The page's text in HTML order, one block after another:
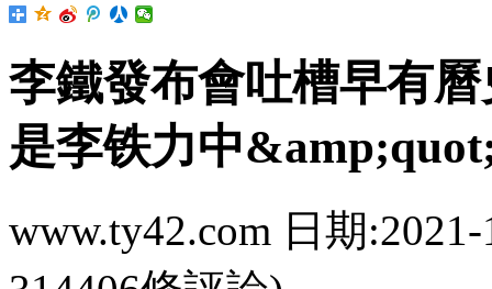
李鐵發布會吐槽早有
是李铁力中
www.ty42.com 日期